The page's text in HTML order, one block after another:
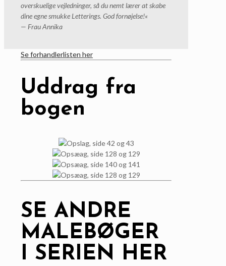
overskuelige vejledninger, så du nemt lærer at skabe
dine egne smukke Letterings. God fornøjelse!«
— Frau Annika
Se forhandlerlisten her
Uddrag fra
bogen
SE ANDRE
MALEBØGER
I SERIEN HER